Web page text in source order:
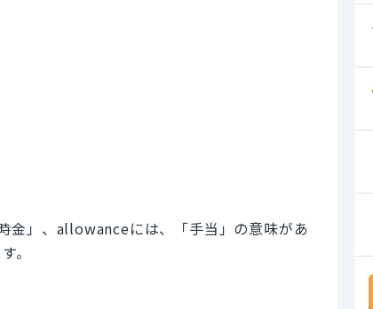
」、allowanceには、「手当」の意味があ
。